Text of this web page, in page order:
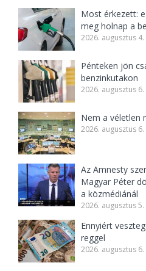
Most érkezett:
meg holnap a
2026. augusztus
Pénteken jön
benzinkutakon
2026. augusztus
Nem a véletlen
2026. augusztus 6.
Az Amnesty
Magyar Péter
a közmédiánál
2026. augusztus 5.
Ennyiért
reggel
2026. augusztus